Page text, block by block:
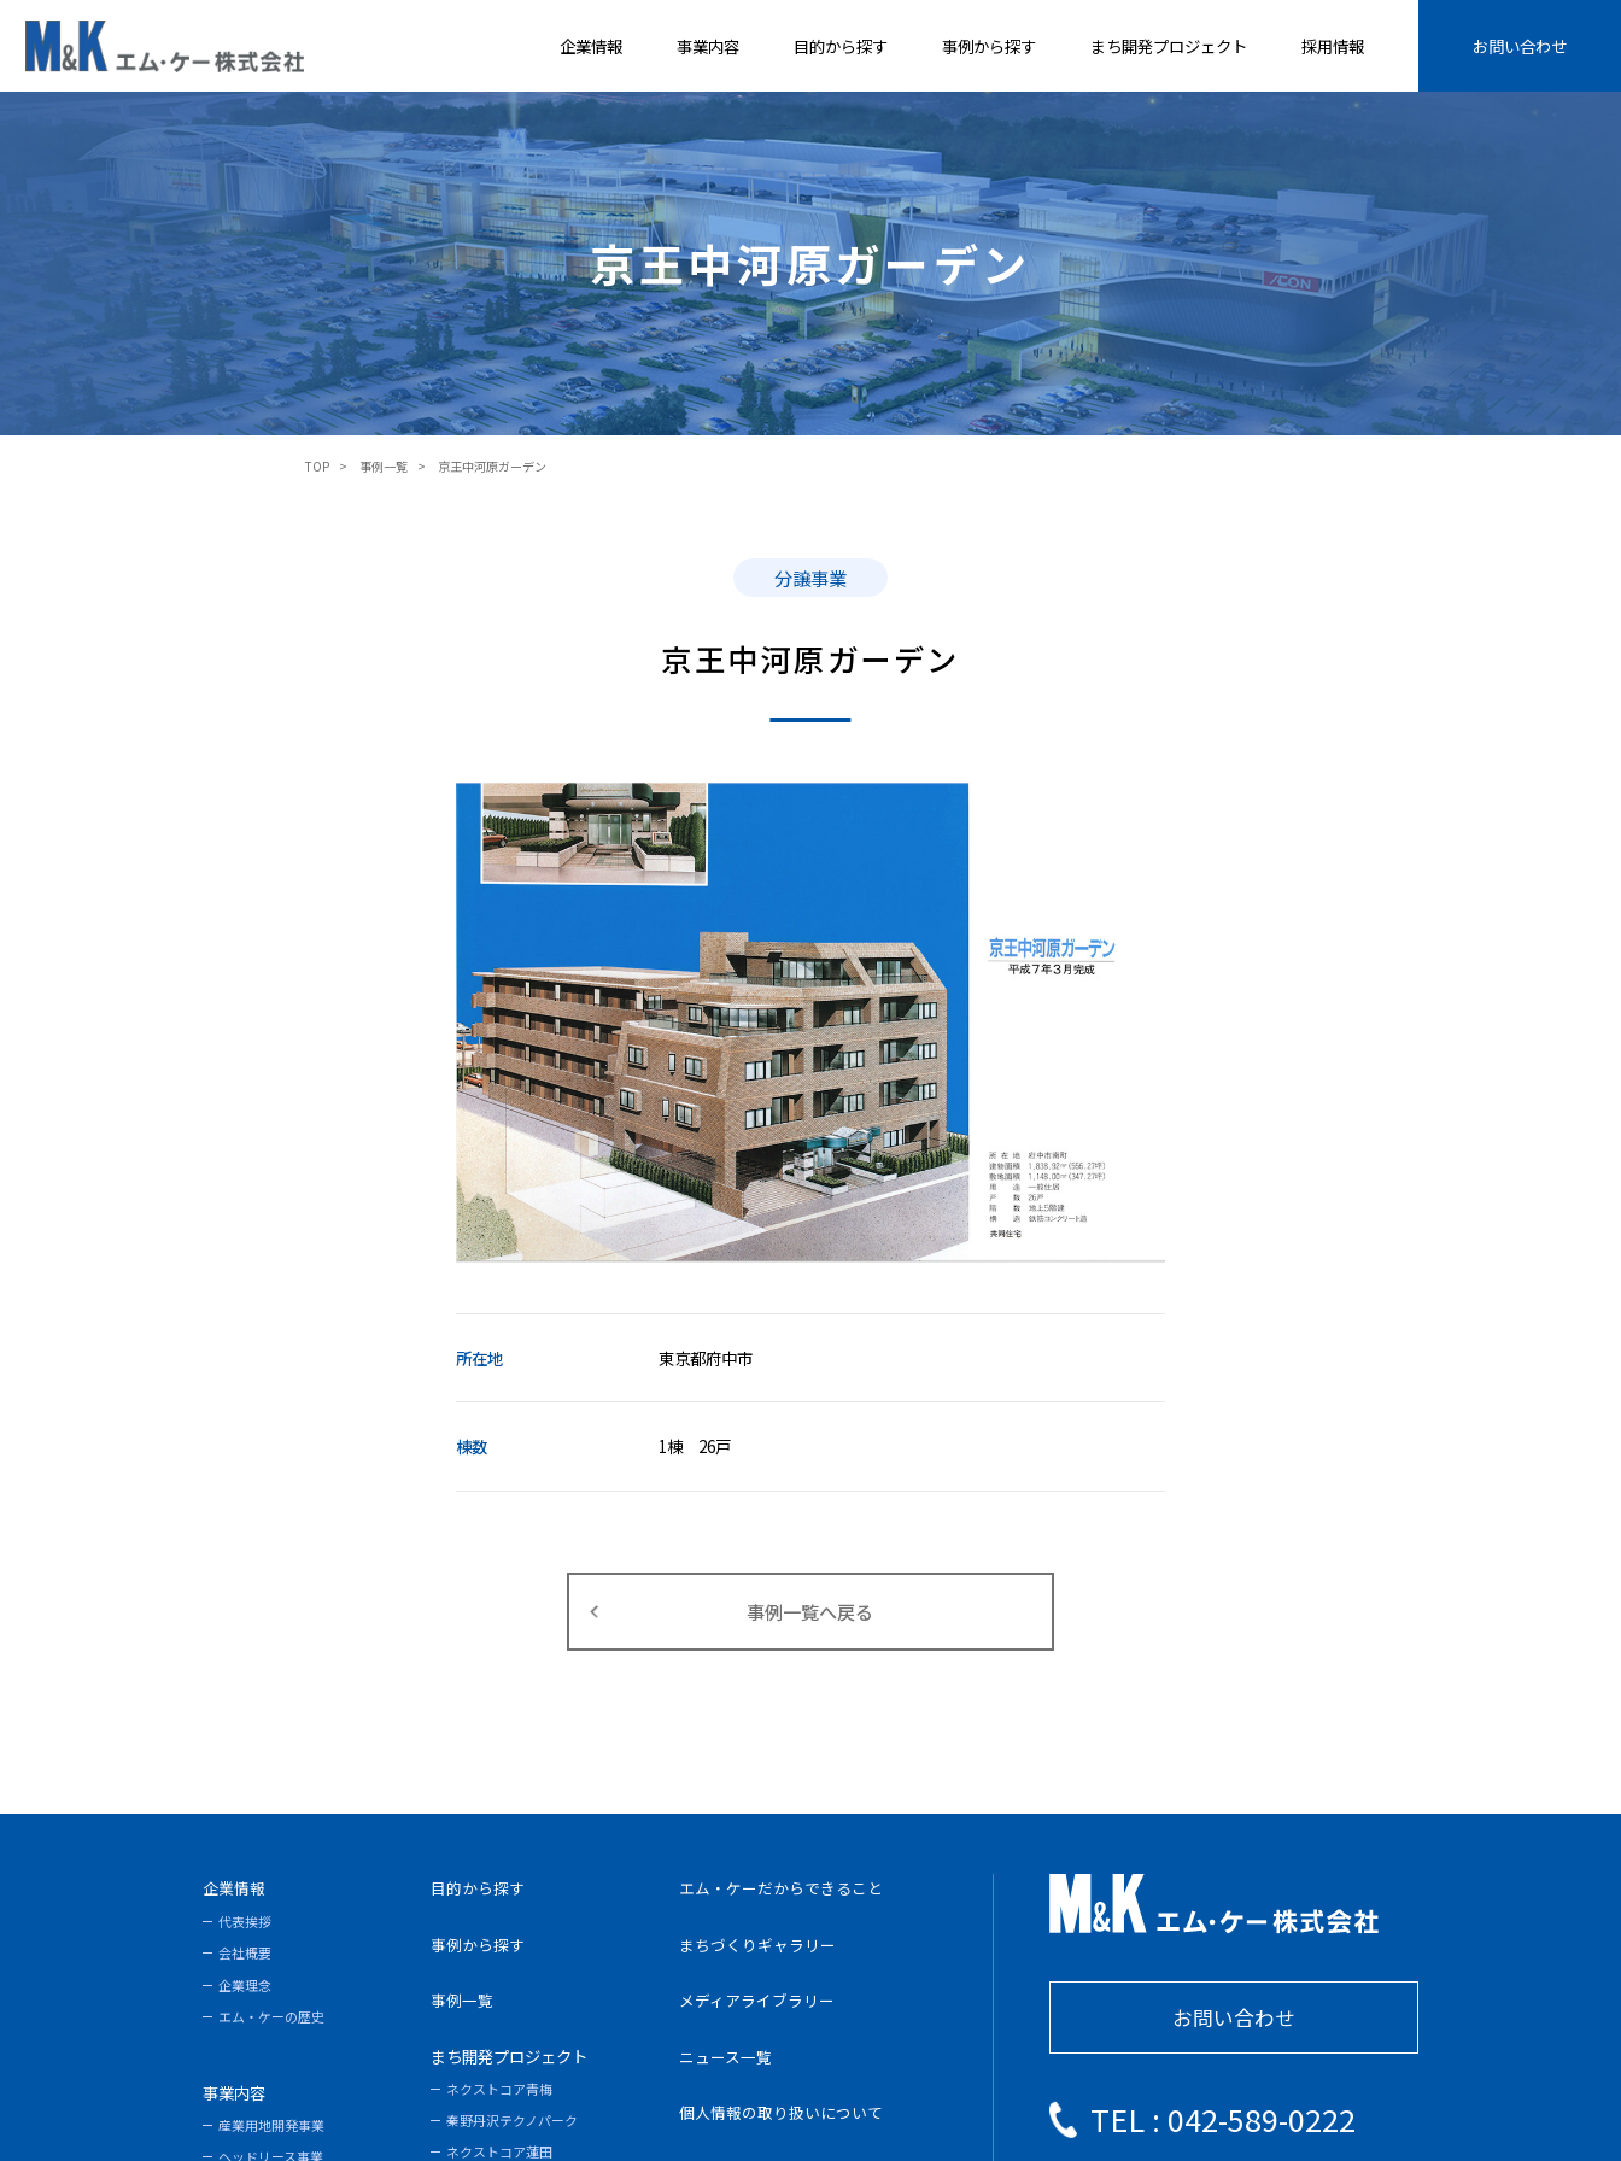
企業情報 事業内容 目的から探す 事例から探す まち開発プロジェクト 採用情報 お問い合わせ
京王中河原ガーデン
TOP 事例一覧 京王中河原ガーデン
分譲事業
京王中河原ガーデン
所在地 東京都府中市
棟数 1棟 26戸
事例一覧へ戻る
企業情報
代表挨拶
会社概要
企業理念
エム・ケーの歴史
事業内容
産業用地開発事業
ヘッドリース事業
目的から探す
事例から探す
事例一覧
まち開発プロジェクト
ネクストコア青梅
秦野丹沢テクノパーク
ネクストコア蓮田
エム・ケーだからできること
まちづくりギャラリー
メディアライブラリー
ニュース一覧
個人情報の取り扱いについて
お問い合わせ
TEL : 042-589-0222